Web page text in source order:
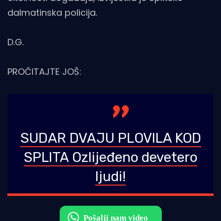
dalmatinska policija.
D.G.
PROČITAJTE JOŠ:
SUDAR DVAJU PLOVILA KOD
SPLITA Ozlijeđeno devetero
ljudi!